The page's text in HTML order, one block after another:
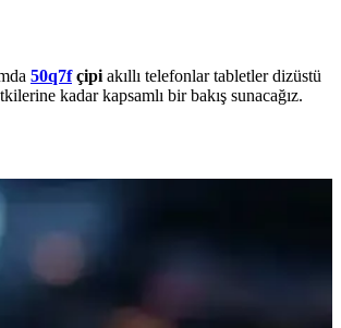
50q7fçipi akıllı telefonlar tabletler dizüstü
kadar kapsamlı bir bakış sunacağız.
eğitim ve günlük kullanım için ideal bir